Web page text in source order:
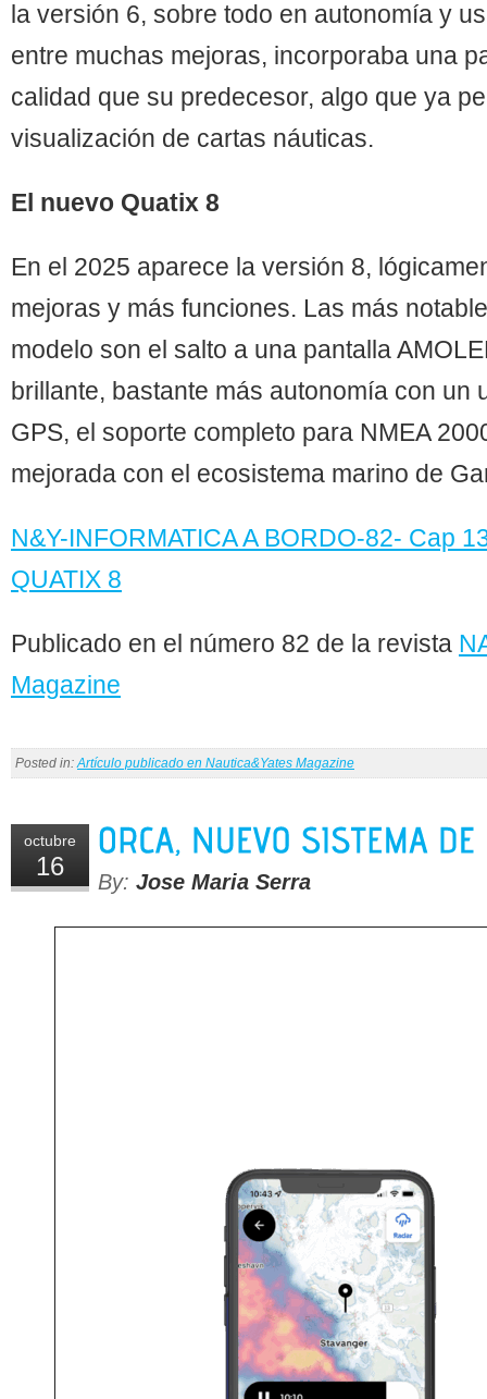
la versión 6, sobre todo en autonomía y
entre muchas mejoras, incorporaba una
calidad que su predecesor, algo que ya
visualización de cartas náuticas.
El nuevo Quatix 8
En el 2025 aparece la versión 8,
mejoras y más funciones. Las más
modelo son el salto a una pantalla
brillante, bastante más autonomía con un
GPS, el soporte completo para NMEA
mejorada con el ecosistema marino de
N&Y-INFORMATICA A BORDO-82- Cap
QUATIX 8
Publicado en el número 82 de la revista
Magazine
Posted in:Artículo publicado en Nautica&Yates Magazine
octubre
16
By: Jose Maria Serra